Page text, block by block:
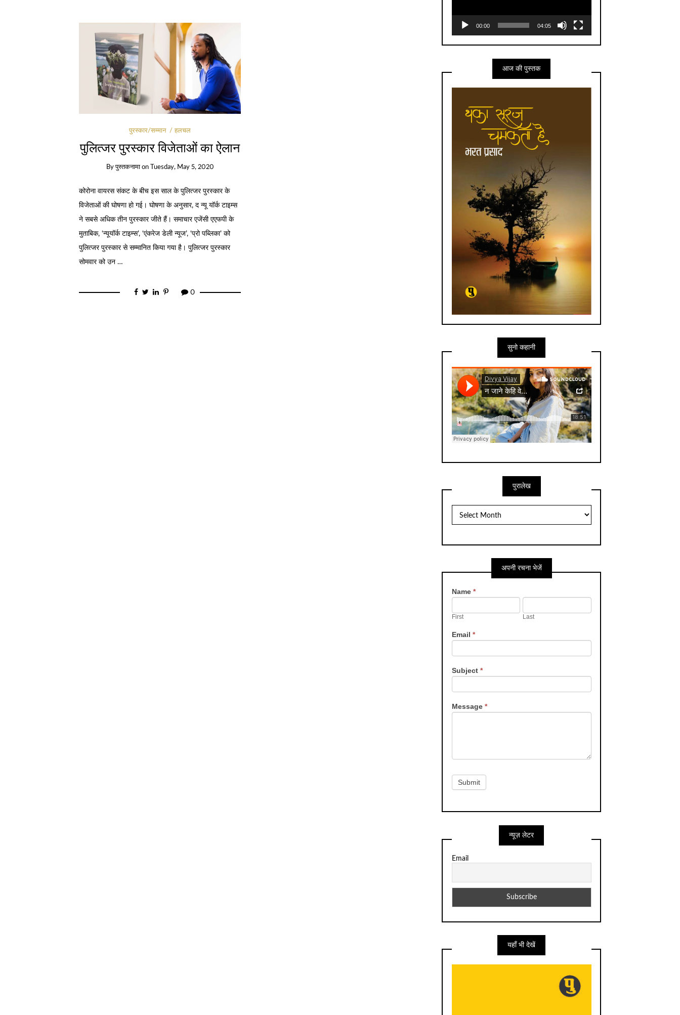
पुरस्कार/सम्मान हलचल
पुलित्जर पुरस्कार विजेताओं का ऐलान
Byपुस्तकनामा on Tuesday, May 5, 2020
कोरोना वायरस संकट के बीच इस साल के पुलित्जर पुरस्कार के
विजेताओं की घोषणा हो गई। घोषणा के अनुसार, द न्यू यॉर्क टाइम्स
ने सबसे अधिक तीन पुरस्कार जीते हैं। समाचार एजेंसी एएफपी के
मुताबिक, ‘न्यूयॉर्क टाइम्स’, ‘एंकरेज डेली न्यूज’, ‘प्रो पब्लिका’ को
पुलित्जर पुरस्कार से सम्मानित किया गया है। पुलित्जर पुरस्कार
सोमवार को उन …
0
00:00 04:05
आज की पुस्तक
सुनो कहानी
पुरालेख
अपनी रचना भेजें
Contact
Us
Name *
First Last
Email *
Subject *
Message *
Submit
न्यूज़ लेटर
Email
यहाँ भी देखें